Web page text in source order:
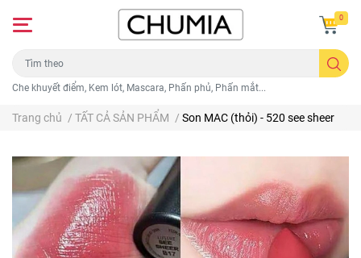
Che khuyết điểm, Kem lót, Mascara, Phấn phủ, Phấn mắt...
0
Trang chủ / TẤT CẢ SẢN PHẨM / Son MAC (thỏi) - 520 see sheer